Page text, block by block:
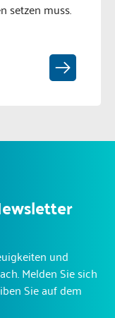
setzen muss.
und
Melden Sie sich
Sie auf dem